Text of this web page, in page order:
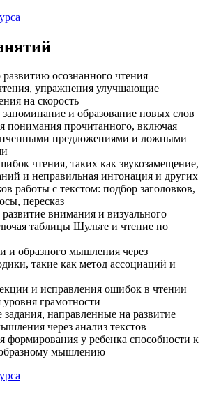
осознанного чтения
упражнения улучшающие
на скорость
и образование новых слов
понимания прочитанного, включая
предложениями и ложными
чтения, таких как звукозамещение,
и неправильная интонация и других
работы с текстом: подбор заголовков,
пересказ
внимания и визуального
таблицы Шульте и чтение по
и образного мышления через
такие как метод ассоциаций и
и исправления ошибок в чтении
грамотности
направленные на развитие
через анализ текстов
формирования у ребенка способности к
мышлению